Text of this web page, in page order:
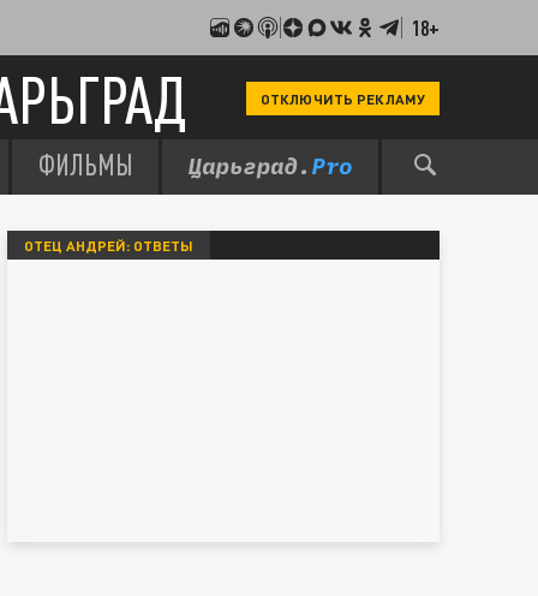
18+
ОТКЛЮЧИТЬ РЕКЛАМУ
ФИЛЬМЫ
ОТЕЦ АНДРЕЙ: ОТВЕТЫ